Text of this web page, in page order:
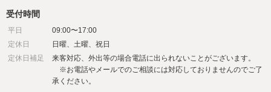
受付時間
平日
09:00〜17:00
定休日
日曜、土曜、祝日
定休日補足
来客対応、外出等の場合電話に出られないことがございます。
※お電話やメールでのご相談には対応しておりませんのでご了
承ください。